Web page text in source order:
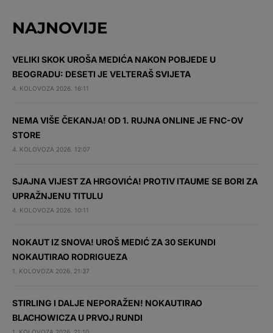
NAJNOVIJE
VELIKI SKOK UROŠA MEDIĆA NAKON POBJEDE U
BEOGRADU: DESETI JE VELTERAŠ SVIJETA
4. KOLOVOZA 2026. 16:11
NEMA VIŠE ČEKANJA! OD 1. RUJNA ONLINE JE FNC-OV
STORE
4. KOLOVOZA 2026. 12:07
SJAJNA VIJEST ZA HRGOVIĆA! PROTIV ITAUME SE BORI ZA
UPRAŽNJENU TITULU
4. KOLOVOZA 2026. 10:11
NOKAUT IZ SNOVA! UROŠ MEDIĆ ZA 30 SEKUNDI
NOKAUTIRAO RODRIGUEZA
1. KOLOVOZA 2026. 21:37
STIRLING I DALJE NEPORAŽEN! NOKAUTIRAO
BLACHOWICZA U PRVOJ RUNDI